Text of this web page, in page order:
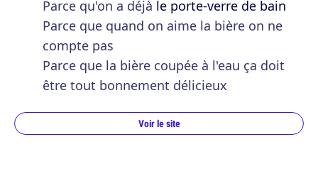
Parce qu'on a déjà le porte-verre de bain
Parce que quand on aime la bière on ne
compte pas
Parce que la bière coupée à l'eau ça doit
être tout bonnement délicieux
Voir le site